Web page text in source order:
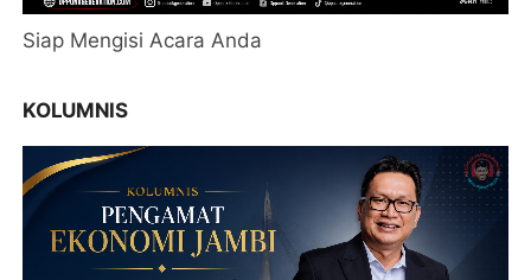
Siap Mengisi Acara Anda
KOLUMNIS